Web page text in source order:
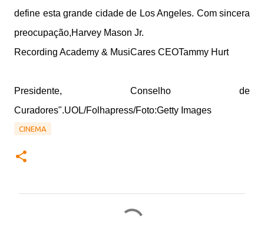
define esta grande cidade de Los Angeles. Com sincera
preocupação,Harvey Mason Jr.
Recording Academy & MusiCares CEOTammy Hurt
Presidente, Conselho de
Curadores".UOL/Folhapress/Foto:Getty Images
CINEMA